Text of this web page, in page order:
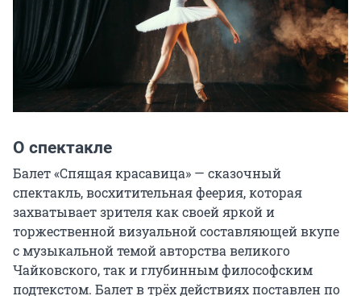
О спектакле
Балет «Спящая красавица» — сказочный
спектакль, восхитительная феерия, которая
захватывает зрителя как своей яркой и
торжественной визуальной составляющей вкупе
с музыкальной темой авторства великого
Чайковского, так и глубинным философским
подтекстом. Балет в трёх действиях поставлен по